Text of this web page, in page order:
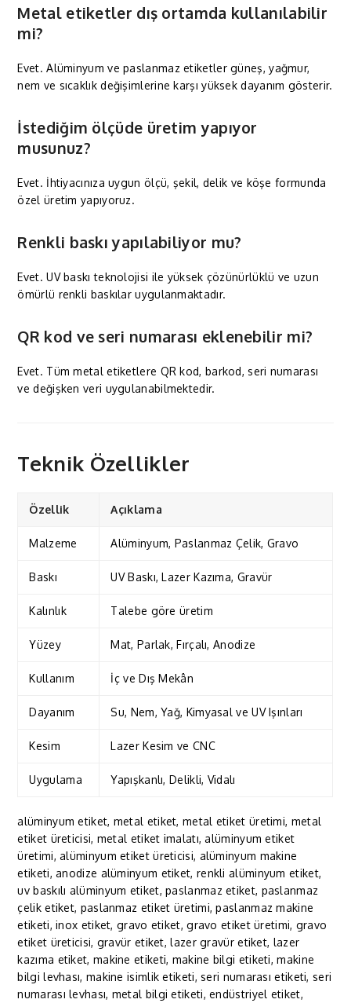
Metal etiketler dış ortamda kullanılabilir
mi?
Evet. Alüminyum ve paslanmaz etiketler güneş, yağmur,
nem ve sıcaklık değişimlerine karşı yüksek dayanım gösterir.
İstediğim ölçüde üretim yapıyor
musunuz?
Evet. İhtiyacınıza uygun ölçü, şekil, delik ve köşe formunda
özel üretim yapıyoruz.
Renkli baskı yapılabiliyor mu?
Evet. UV baskı teknolojisi ile yüksek çözünürlüklü ve uzun
ömürlü renkli baskılar uygulanmaktadır.
QR kod ve seri numarası eklenebilir mi?
Evet. Tüm metal etiketlere QR kod, barkod, seri numarası
ve değişken veri uygulanabilmektedir.
Teknik Özellikler
Özellik Açıklama
Malzeme Alüminyum, Paslanmaz Çelik, Gravo
Baskı UV Baskı, Lazer Kazıma, Gravür
Kalınlık Talebe göre üretim
Yüzey Mat, Parlak, Fırçalı, Anodize
Kullanım İç ve Dış Mekân
Dayanım Su, Nem, Yağ, Kimyasal ve UV Işınları
Kesim Lazer Kesim ve CNC
Uygulama Yapışkanlı, Delikli, Vidalı
alüminyum etiket, metal etiket, metal etiket üretimi, metal
etiket üreticisi, metal etiket imalatı, alüminyum etiket
üretimi, alüminyum etiket üreticisi, alüminyum makine
etiketi, anodize alüminyum etiket, renkli alüminyum etiket,
uv baskılı alüminyum etiket, paslanmaz etiket, paslanmaz
çelik etiket, paslanmaz etiket üretimi, paslanmaz makine
etiketi, inox etiket, gravo etiket, gravo etiket üretimi, gravo
etiket üreticisi, gravür etiket, lazer gravür etiket, lazer
kazıma etiket, makine etiketi, makine bilgi etiketi, makine
bilgi levhası, makine isimlik etiketi, seri numarası etiketi, seri
numarası levhası, metal bilgi etiketi, endüstriyel etiket,